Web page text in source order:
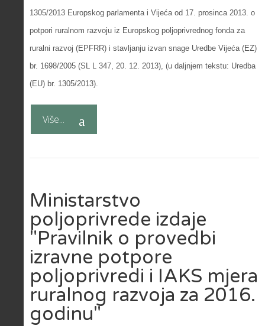
1305/2013 Europskog parlamenta i Vijeća od 17. prosinca 2013. o
potpori ruralnom razvoju iz Europskog poljoprivrednog fonda za
ruralni razvoj (EPFRR) i stavljanju izvan snage Uredbe Vijeća (EZ)
br. 1698/2005 (SL L 347, 20. 12. 2013), (u daljnjem tekstu: Uredba
(EU) br. 1305/2013).
Više...
Ministarstvo
poljoprivrede izdaje
"Pravilnik o provedbi
izravne potpore
poljoprivredi i IAKS mjera
ruralnog razvoja za 2016.
godinu"